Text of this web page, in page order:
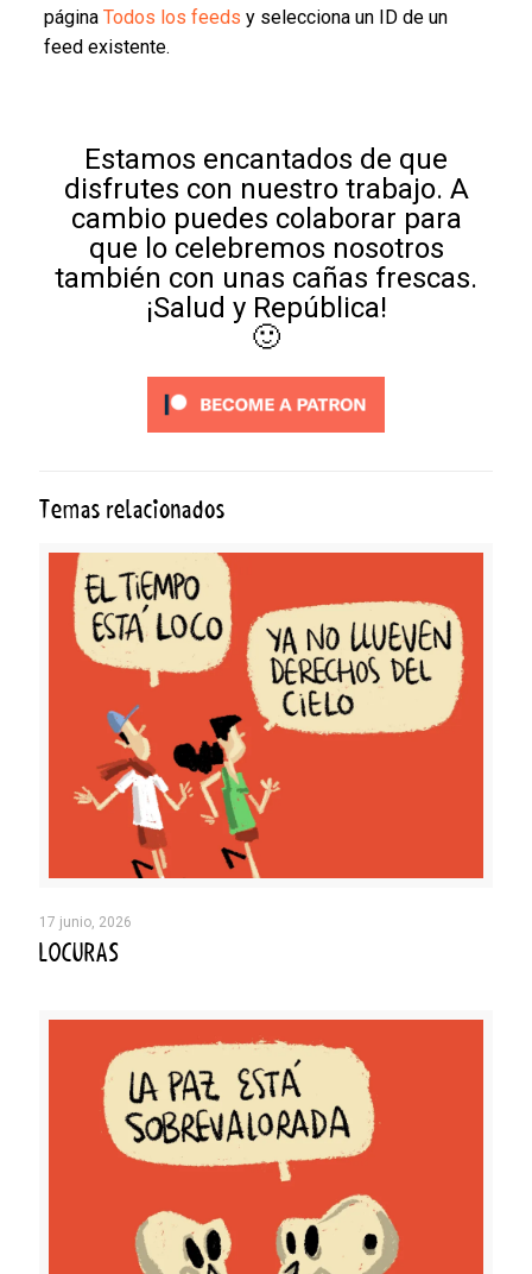
página Todos los feeds y selecciona un ID de un
feed existente.
Estamos encantados de que
disfrutes con nuestro trabajo. A
cambio puedes colaborar para
que lo celebremos nosotros
también con unas cañas frescas.
¡Salud y República!
🙂
Temas relacionados
17 junio, 2026
LOCURAS